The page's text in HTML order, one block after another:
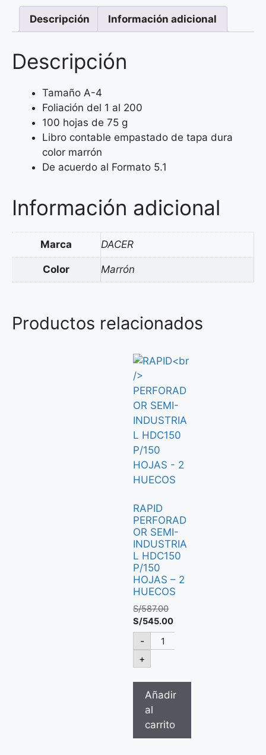
Descripción Información adicional
Descripción
Tamaño A-4
Foliación del 1 al 200
100 hojas de 75 g
Libro contable empastado de tapa dura
color marrón
De acuerdo al Formato 5.1
Información adicional
Marca DACER
Color Marrón
Productos relacionados
RAPID
PERFORAD
OR SEMI-
INDUSTRIA
L HDC150
P/150
HOJAS – 2
HUECOS
S/587.00
S/545.00
-
+
Añadir
al
carrito